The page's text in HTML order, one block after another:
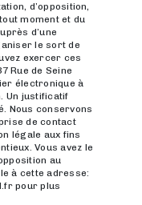
d’opposition,
moment et du
d’une
le sort de
exercer ces
Rue de Seine
électronique à
Un justificatif
Nous conservons
de contact
légale aux fins
Vous avez le
au
à cette adresse:
pour plus